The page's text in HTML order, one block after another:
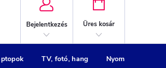
Bejelentkezés
KOSÁR
Üres kosár
TV, fotó, hang Nyomtatók